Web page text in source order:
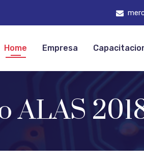
Home Empresa
ALAS